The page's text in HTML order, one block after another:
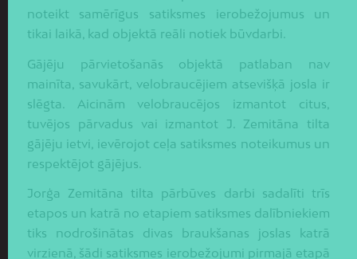
noteikt samērīgus satiksmes ierobežojumus un
tikai laikā, kad objektā reāli notiek būvdarbi.
Gājēju pārvietošanās objektā patlaban nav
mainīta, savukārt, velobraucējiem atsevišķā josla ir
slēgta. Aicinām velobraucējos izmantot citus,
tuvējos pārvadus vai izmantot J. Zemitāna tilta
gājēju ietvi, ievērojot ceļa satiksmes noteikumus un
respektējot gājējus.
Jorģa Zemitāna tilta pārbūves darbi sadalīti trīs
etapos un katrā no etapiem satiksmes dalībniekiem
tiks nodrošinātas divas braukšanas joslas katrā
virzienā, šādi satiksmes ierobežojumi pirmajā etapā